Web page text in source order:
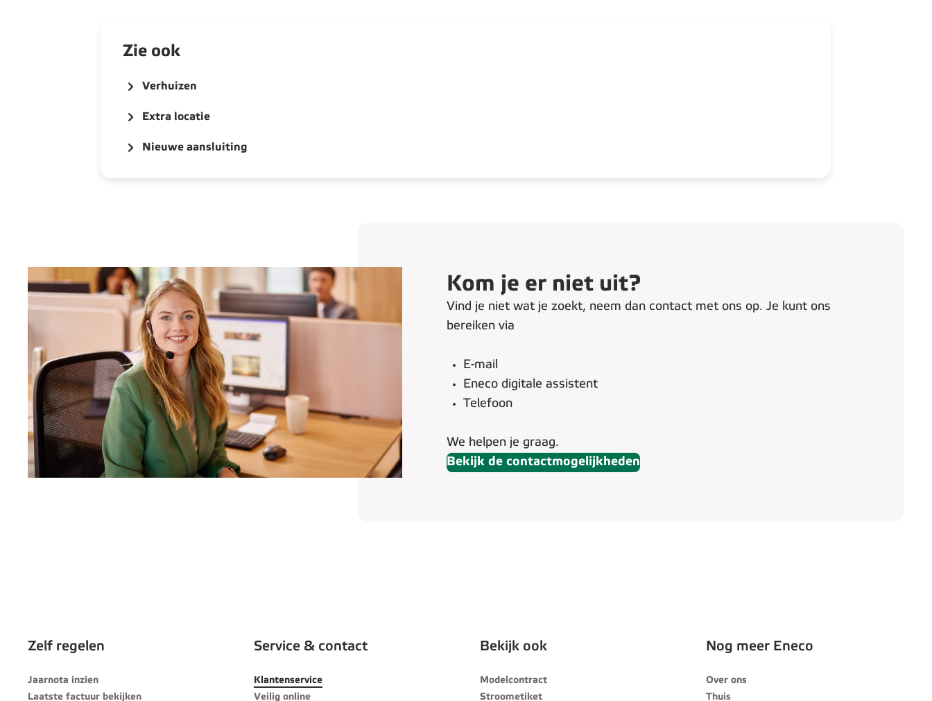
Zie ook
Verhuizen
Extra locatie
Nieuwe aansluiting
Kom je er niet uit?
Vind je niet wat je zoekt, neem dan contact met ons op. Je kunt ons
bereiken via
E-mail
Eneco digitale assistent
Telefoon
We helpen je graag.
Bekijk de contactmogelijkheden
Zelf regelen
Jaarnota inzien
Laatste factuur bekijken
Service & contact
Klantenservice
Veilig online
Bekijk ook
Modelcontract
Stroometiket
Nog meer Eneco
Over ons
Thuis